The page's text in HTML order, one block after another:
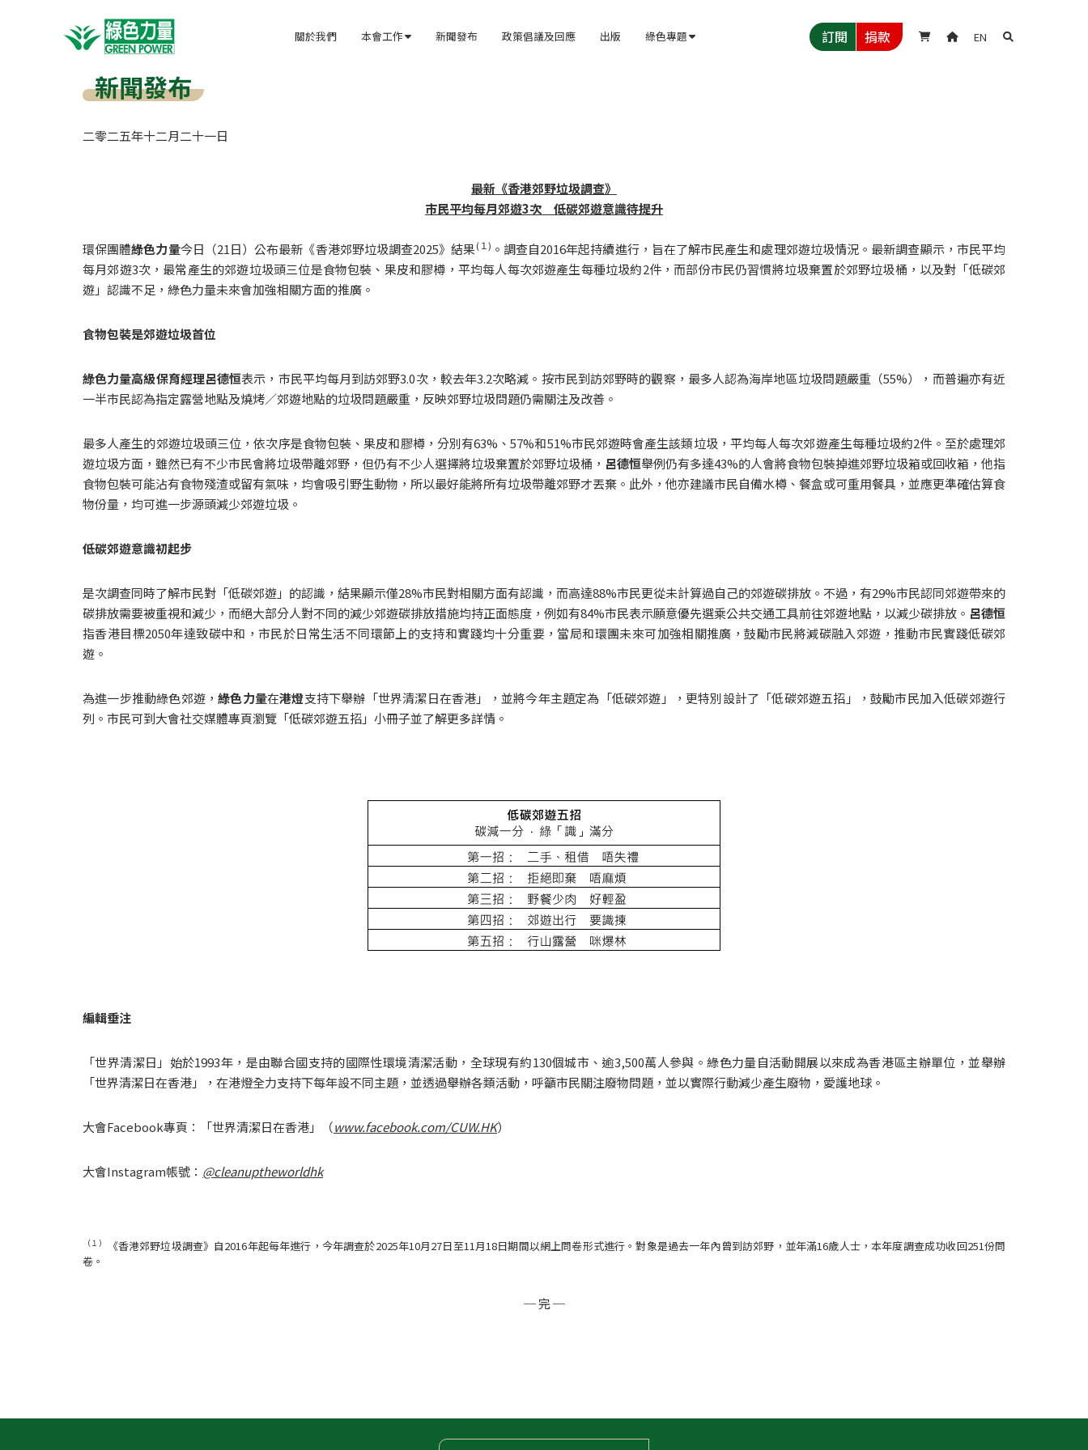
關於我們 本會工作  新聞發布 政策倡議及回應 出版 綠色專題  訂閱 捐款   EN 
新聞發布
二零二五年十二月二十一日
最新《香港郊野垃圾調查》
市民平均每月郊遊3次　低碳郊遊意識待提升
環保團體綠色力量今日（21日）公布最新《香港郊野垃圾調查2025》結果(１) 。調查自2016年起持續進行，旨在了解市民產生和處理郊遊垃圾情況。最新調查顯示，市民平均
每月郊遊3次，最常產生的郊遊垃圾頭三位是食物包裝、果皮和膠樽，平均每人每次郊遊產生每種垃圾約2件，而部份市民仍習慣將垃圾棄置於郊野垃圾桶，以及對「低碳郊
遊」認識不足，綠色力量未來會加強相關方面的推廣。
食物包裝是郊遊垃圾首位
綠色力量高級保育經理呂德恒表示，市民平均每月到訪郊野3.0次，較去年3.2次略減。按市民到訪郊野時的觀察，最多人認為海岸地區垃圾問題嚴重（55%），而普遍亦有近
一半市民認為指定露營地點及燒烤／郊遊地點的垃圾問題嚴重，反映郊野垃圾問題仍需關注及改善。
最多人產生的郊遊垃圾頭三位，依次序是食物包裝、果皮和膠樽，分別有63%、57%和51%市民郊遊時會產生該類垃圾，平均每人每次郊遊產生每種垃圾約2件。至於處理郊
遊垃圾方面，雖然已有不少市民會將垃圾帶離郊野，但仍有不少人選擇將垃圾棄置於郊野垃圾桶， 呂德恒舉例仍有多達43%的人會將食物包裝掉進郊野垃圾箱或回收箱，他指
食物包裝可能沾有食物殘渣或留有氣味，均會吸引野生動物，所以最好能將所有垃圾帶離郊野才丟棄。此外，他亦建議市民自備水樽、餐盒或可重用餐具，並應更準確估算食
物份量，均可進一步源頭減少郊遊垃圾。
低碳郊遊意識初起步
是次調查同時了解市民對「低碳郊遊」的認識，結果顯示僅28%市民對相關方面有認識，而高達88%市民更從未計算過自己的郊遊碳排放。不過，有29%市民認同郊遊帶來的
碳排放需要被重視和減少，而絕大部分人對不同的減少郊遊碳排放措施均持正面態度，例如有84%市民表示願意優先選乘公共交通工具前往郊遊地點，以減少碳排放。 呂德恒
指香港目標2050年達致碳中和，市民於日常生活不同環節上的支持和實踐均十分重要，當局和環團未來可加強相關推廣，鼓勵市民將減碳融入郊遊，推動市民實踐低碳郊
遊。
為進一步推動綠色郊遊，綠色力量在港燈支持下舉辦「世界清潔日在香港」，並將今年主題定為「低碳郊遊」，更特別設計了「低碳郊遊五招」，鼓勵市民加入低碳郊遊行
列。市民可到大會社交媒體專頁瀏覽「低碳郊遊五招」小冊子並了解更多詳情。
編輯垂注
「世界清潔日」始於1993年，是由聯合國支持的國際性環境清潔活動，全球現有約130個城市、逾3,500萬人參與。綠色力量自活動開展以來成為香港區主辦單位，並舉辦
「世界清潔日在香港」，在港燈全力支持下每年設不同主題，並透過舉辦各類活動，呼籲市民關注廢物問題，並以實際行動減少產生廢物，愛護地球。
大會Facebook專頁：「世界清潔日在香港」（www.facebook.com/CUW.HK）
大會Instagram帳號： @cleanuptheworldhk
（１）
《香港郊野垃圾調查》自2016年起每年進行，今年調查於2025年10月27日至11月18日期間以網上問卷形式進行。對象是過去一年內曾到訪郊野，並年滿16歲人士，本年度調查成功收回251份問
卷。
─ 完 ─